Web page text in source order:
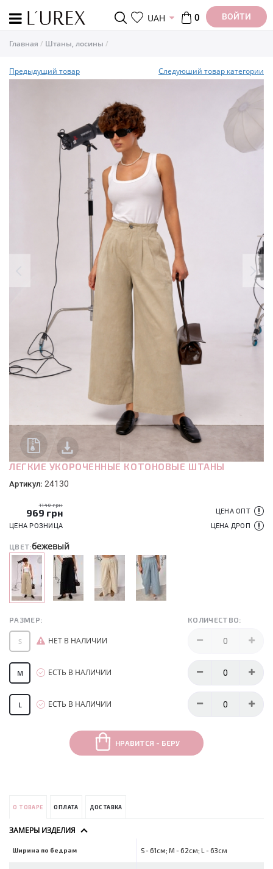
UAH 0 ВОЙТИ
Главная Штаны, лосины
Предыдущий товар Следуюший товар категории
ЛЕГКИЕ УКОРОЧЕННЫЕ КОТОНОВЫЕ ШТАНЫ
Артикул: 24130
1140 грн
969 грн
ЦЕНА РОЗНИЦА
ЦЕНА ОПТ
ЦЕНА ДРОП
ЦВЕТ:бежевый
РАЗМЕР: КОЛИЧЕСТВО:
S НЕТ В НАЛИЧИИ
M ЕСТЬ В НАЛИЧИИ
L ЕСТЬ В НАЛИЧИИ
НРАВИТСЯ - БЕРУ
О ТОВАРЕ ОПЛАТА ДОСТАВКА
ЗАМЕРЫ ИЗДЕЛИЯ
Ширина по бедрам S - 61см; M - 62см; L - 63см